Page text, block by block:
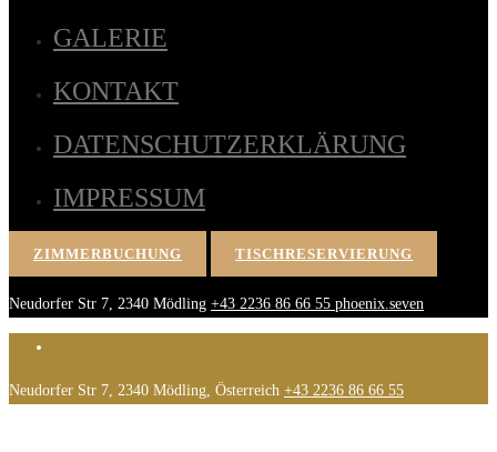
GALERIE
KONTAKT
DATENSCHUTZERKLÄRUNG
IMPRESSUM
ZIMMERBUCHUNG TISCHRESERVIERUNG
Neudorfer Str 7, 2340 Mödling +43 2236 86 66 55 phoenix.seven
Neudorfer Str 7, 2340 Mödling, Österreich +43 2236 86 66 55